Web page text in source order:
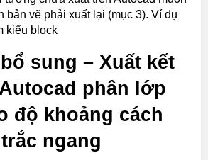
bản vẽ phải xuất lại (mục 3). Ví dụ
kiểu block
sung – Xuất kết
phân lớp
độ khoảng cách
ngang